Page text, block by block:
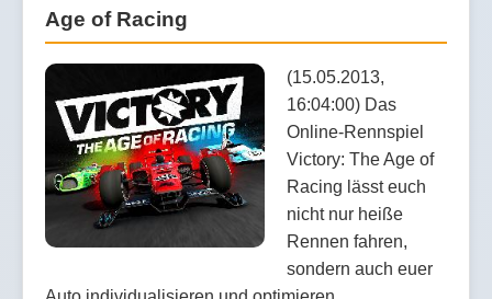
Age of Racing
(15.05.2013,
16:04:00) Das
Online-Rennspiel
Victory: The Age of
Racing lässt euch
nicht nur heiße
Rennen fahren,
sondern auch euer